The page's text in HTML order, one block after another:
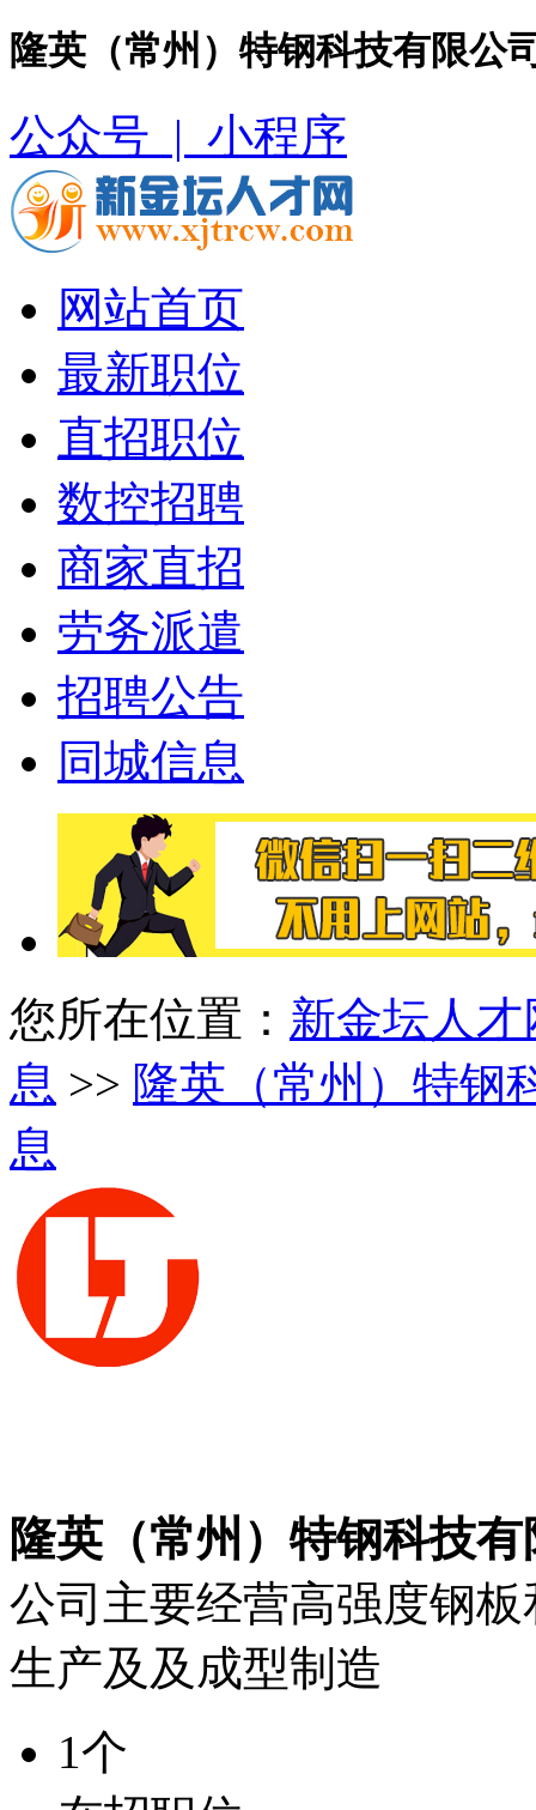
隆英（常州）特钢科技有限公
公众号 | 小程序
网站首页
最新职位
直招职位
数控招聘
商家直招
劳务派遣
招聘公告
同城信息
您所在位置： 新金坛人才
息 >> 隆英（常州）特钢
息
隆英（常州）特钢科技
公司主要经营高强度钢
生产及及成型制造
1个